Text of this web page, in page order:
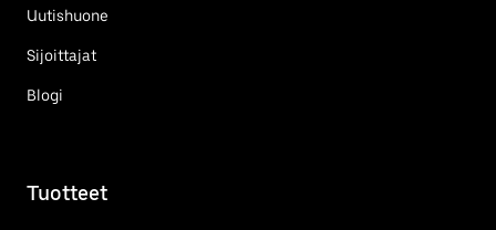
Uutishuone
Sijoittajat
Blogi
Tuotteet